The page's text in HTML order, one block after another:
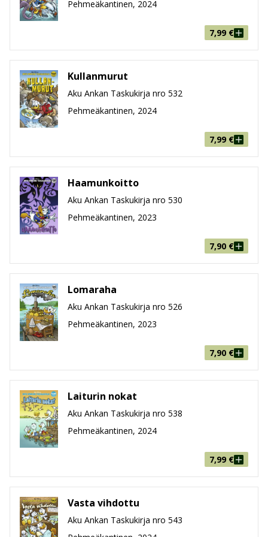
Pehmeäkantinen, 2024
7,99 €
Kullanmurut
Aku Ankan Taskukirja nro 532
Pehmeäkantinen, 2024
7,99 €
Haamunkoitto
Aku Ankan Taskukirja nro 530
Pehmeäkantinen, 2023
7,90 €
Lomaraha
Aku Ankan Taskukirja nro 526
Pehmeäkantinen, 2023
7,90 €
Laiturin nokat
Aku Ankan Taskukirja nro 538
Pehmeäkantinen, 2024
7,99 €
Vasta vihdottu
Aku Ankan Taskukirja nro 543